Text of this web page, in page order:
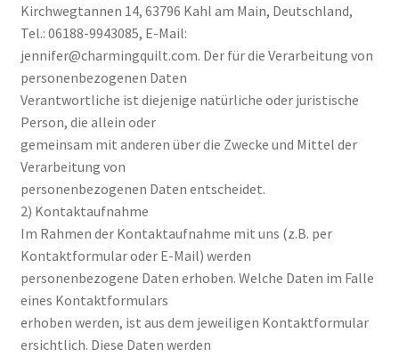
Warenkorb
Widerrufsbelehrung
Zahlungsarten
Kirchwegtannen 14, 63796 Kahl am Main, Deutschland,
Tel.: 06188-9943085, E-Mail:
jennifer@charmingquilt.com. Der für die Verarbeitung von
personenbezogenen Daten
Verantwortliche ist diejenige natürliche oder juristische
Person, die allein oder
gemeinsam mit anderen über die Zwecke und Mittel der
Verarbeitung von
personenbezogenen Daten entscheidet.
2) Kontaktaufnahme
Im Rahmen der Kontaktaufnahme mit uns (z.B. per
Kontaktformular oder E-Mail) werden
personenbezogene Daten erhoben. Welche Daten im Falle
eines Kontaktformulars
erhoben werden, ist aus dem jeweiligen Kontaktformular
ersichtlich. Diese Daten werden